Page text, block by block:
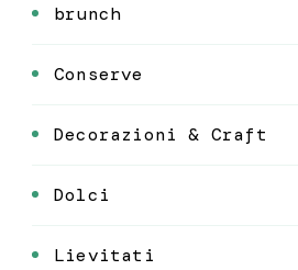
brunch
Conserve
Decorazioni & Craft
Dolci
Lievitati